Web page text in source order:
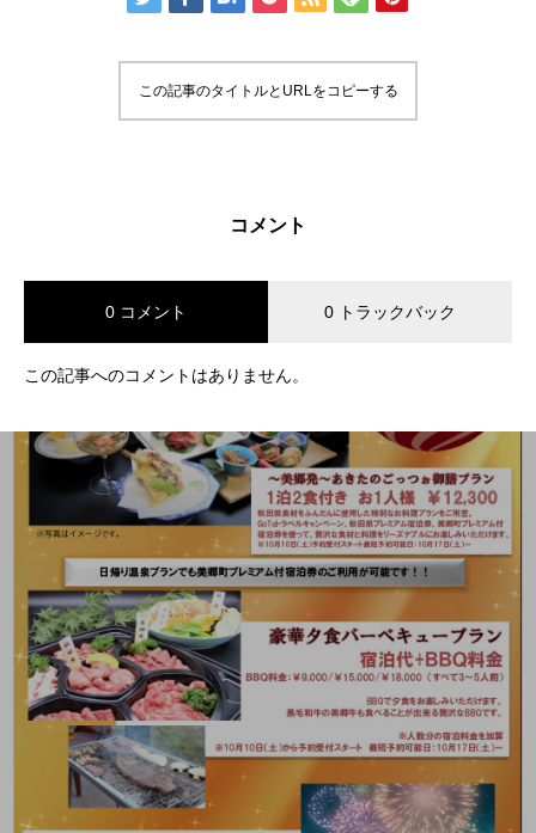
この記事のタイトルとURLをコピーする
コメント
0 コメント 0 トラックバック
この記事へのコメントはありません。